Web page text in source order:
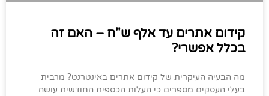
קידום אתרים עד אלף ש"ח – האם זה
בכלל אפשרי?
מה הבעיה העיקרית של קידום אתרים באינטרנט? מרבית
בעלי העסקים מספרים כי העלות הכספית החודשית עושה